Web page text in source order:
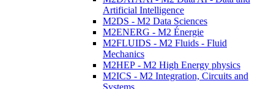
Artificial Intelligence
M2DS - M2 Data Sciences
M2ENERG - M2 Énergie
M2FLUIDS - M2 Fluids - Fluid
Mechanics
M2HEP - M2 High Energy physics
M2ICS - M2 Integration, Circuits and
Systems